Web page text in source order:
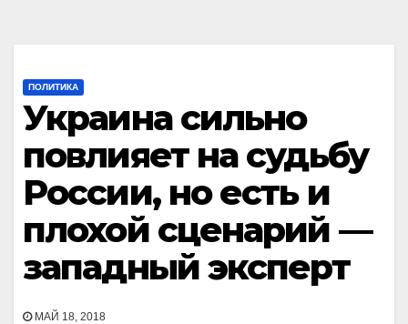
ПОЛИТИКА
Украина сильно
повлияет на судьбу
России, но есть и
плохой сценарий —
западный эксперт
МАЙ 18, 2018